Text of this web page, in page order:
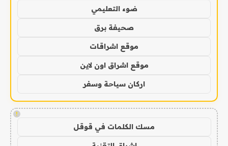
ضوء التعليمي
صحيفة برق
موقع اشراقات
موقع اشراق اون لاين
اركان سياحة وسفر
!
مسك الكلمات في قوقل